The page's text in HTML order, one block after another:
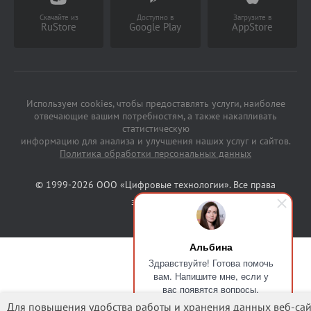
Альбина
Здравствуйте! Готова помочь
вам. Напишите мне, если у
вас появятся вопросы.
Для повышения удобства работы и хранения данных веб-
Скачайте из
RuStore
Доступно в
Google Play
Загрузите в
AppStore
Используем cookies, чтобы предоставлять услуги, наиболее
отвечающие вашим потребностям, а также накапливать
статистическую
информацию для анализа и улучшения наших услуг и сайтов.
Политика обработки персональных данных
© 1999-2026 ООО «Цифровые технологии». Все права
защищены.